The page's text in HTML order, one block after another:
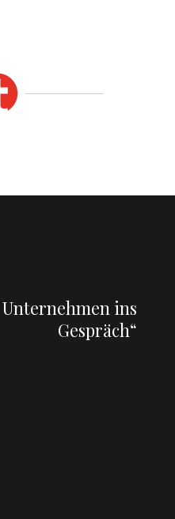
ins
Gespräch